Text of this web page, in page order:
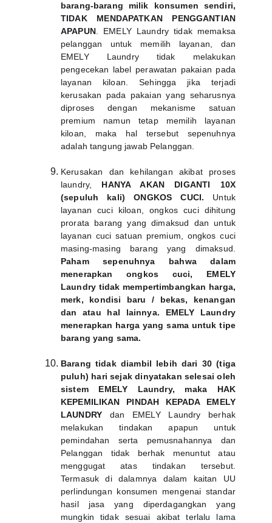
barang-barang milik konsumen sendiri,
TIDAK MENDAPATKAN PENGGANTIAN
APAPUN. EMELY Laundry tidak memaksa
pelanggan untuk memilih layanan, dan
EMELY Laundry tidak melakukan
pengecekan label perawatan pakaian pada
layanan kiloan. Sehingga jika terjadi
kerusakan pada pakaian yang seharusnya
diproses dengan mekanisme satuan
premium namun tetap memilih layanan
kiloan, maka hal tersebut sepenuhnya
adalah tangung jawab Pelanggan.
Kerusakan dan kehilangan akibat proses
laundry, HANYA AKAN DIGANTI 10X
(sepuluh kali) ONGKOS CUCI. Untuk
layanan cuci kiloan, ongkos cuci dihitung
prorata barang yang dimaksud dan untuk
layanan cuci satuan premium, ongkos cuci
masing-masing barang yang dimaksud.
Paham sepenuhnya bahwa dalam
menerapkan ongkos cuci, EMELY
Laundry tidak mempertimbangkan harga,
merk, kondisi baru / bekas, kenangan
dan atau hal lainnya. EMELY Laundry
menerapkan harga yang sama untuk tipe
barang yang sama.
Barang tidak diambil lebih dari 30 (tiga
puluh) hari sejak dinyatakan selesai oleh
sistem EMELY Laundry, maka HAK
KEPEMILIKAN PINDAH KEPADA EMELY
LAUNDRYdan EMELY Laundry berhak
melakukan tindakan apapun untuk
pemindahan serta pemusnahannya dan
Pelanggan tidak berhak menuntut atau
menggugat atas tindakan tersebut.
Termasuk di dalamnya dalam kaitan UU
perlindungan konsumen mengenai standar
hasil jasa yang diperdagangkan yang
mungkin tidak sesuai akibat terlalu lama